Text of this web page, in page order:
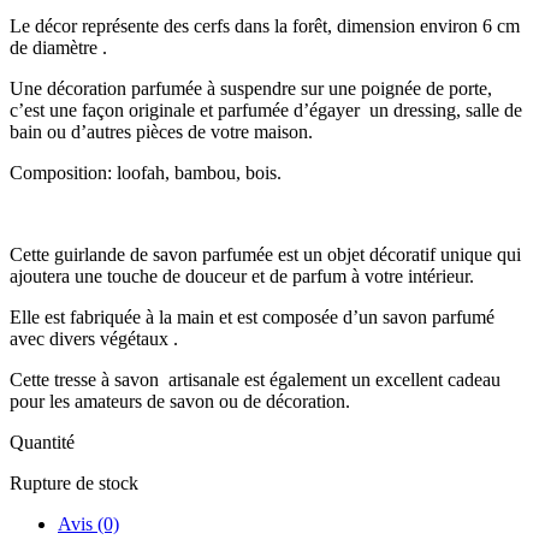
Le décor représente des cerfs dans la forêt, dimension environ 6 cm
de diamètre .
Une décoration parfumée à suspendre sur une poignée de porte,
c’est une façon originale et parfumée d’égayer un dressing, salle de
bain ou d’autres pièces de votre maison.
Composition: loofah, bambou, bois.
Cette guirlande de savon parfumée est un objet décoratif unique qui
ajoutera une touche de douceur et de parfum à votre intérieur.
Elle est fabriquée à la main et est composée d’un savon parfumé
avec divers végétaux .
Cette tresse à savon artisanale est également un excellent cadeau
pour les amateurs de savon ou de décoration.
Quantité
Rupture de stock
Avis (0)